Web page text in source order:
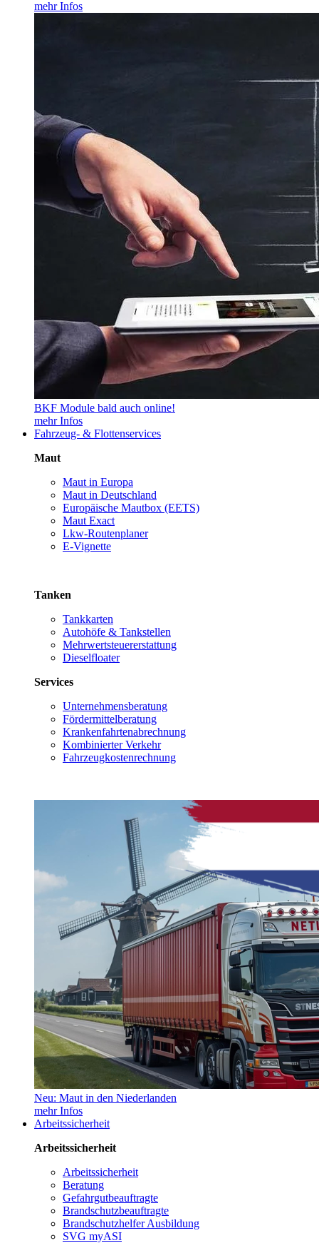
mehr Infos
BKF Module bald auch online!
mehr Infos
Fahrzeug- & Flottenservices
Maut
Maut in Europa
Maut in Deutschland
Europäische Mautbox (EETS)
Maut Exact
Lkw-Routenplaner
E-Vignette
Tanken
Tankkarten
Autohöfe & Tankstellen
Mehrwertsteuererstattung
Dieselfloater
Services
Unternehmensberatung
Fördermittelberatung
Krankenfahrtenabrechnung
Kombinierter Verkehr
Fahrzeugkostenrechnung
Neu: Maut in den Niederlanden
mehr Infos
Arbeitssicherheit
Arbeitssicherheit
Arbeitssicherheit
Beratung
Gefahrgutbeauftragte
Brandschutzbeauftragte
Brandschutzhelfer Ausbildung
SVG myASI